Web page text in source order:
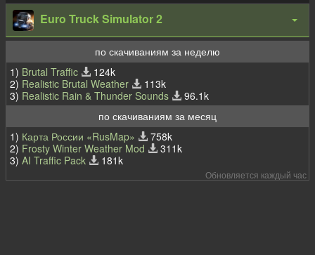
Euro Truck Simulator 2
по скачиваниям за неделю
1) Brutal Traffic
124k
2) Realistic Brutal Weather
113k
3) Realistic Rain & Thunder Sounds
96.1k
по скачиваниям за месяц
1) Карта России «RusMap»
758k
2) Frosty Winter Weather Mod
311k
3) AI Traffic Pack 181k
Обновляется каждый час